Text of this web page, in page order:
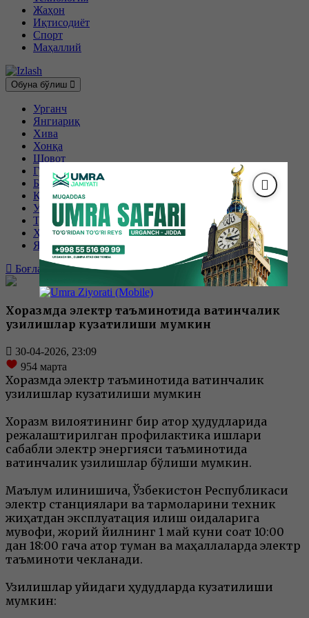
Жаҳон
Иқтисодиёт
Спорт
Маҳаллий
Обуна бўлиш
Урганч
Янгиариқ
Хива
Хонқа
Шовот
Гурлан
Боғот
Қўшкўпир
Урганч шаҳри
Тупроққалъа
Ҳазорасп
Янгибозор
Боғланиш
Хоразмда электр таъминотида вақтинчалик
узилишлар кузатилиши мумкин
30-04-2026, 23:09
954 марта
Хоразмда электр таъминотида вақтинчалик
узилишлар кузатилиши мумкин
Хоразм вилоятининг бир қатор ҳудудларида
режалаштирилган профилактика ишлари
сабабли электр энергияси таъминотида
вақтинчалик узилишлар бўлиши мумкин.
Маълум қилинишича, Ўзбекистон Республикаси
электр станциялари ва тармоқларини техник
жиҳатдан эксплуатация қилиш қоидаларига
мувофиқ, жорий йилнинг 1 май куни соат 10:00
дан 18:00 гача қатор туман ва маҳаллаларда электр
таъминоти чекланади.
Узилишлар қуйидаги ҳудудларда кузатилиши
мумкин: